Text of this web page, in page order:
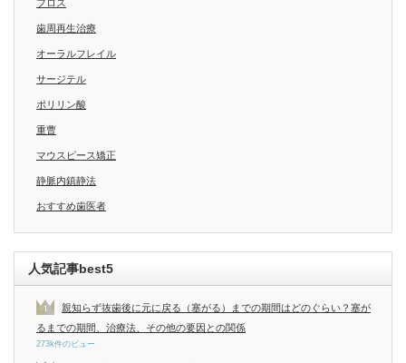
フロス
歯周再生治療
オーラルフレイル
サージテル
ポリリン酸
重曹
マウスピース矯正
静脈内鎮静法
おすすめ歯医者
人気記事best5
親知らず抜歯後に元に戻る（塞がる）までの期間はどのぐらい？塞が
るまでの期間、治療法、その他の要因との関係
273k件のビュー